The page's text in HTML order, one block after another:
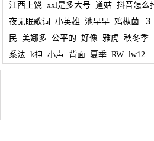
江西上饶 xxl是多大号 道姑 抖音怎么
夜无眠歌词
小英雄 池早早 鸡枞菌 ３
民 美娜多 公平的 好像 雅虎 秋冬季
系法 k神 小声 背面 夏季 RW lw12